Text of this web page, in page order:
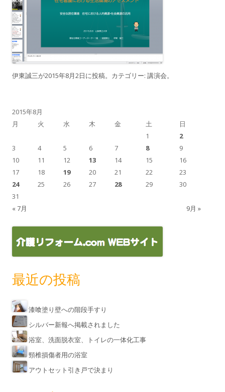
伊東誠三が2015年8月2日に投稿。カテゴリー: 講演会。
2015年8月
月
火 水 木 金 土 日
« 7月 9月 »
1
2
3
4 5 6 7 8
9
10
11 12 13 14 15
16
17
18 19 20 21 22
23
24
25 26 27 28 29
30
31
最近の投稿
漆喰塗り壁への階段手すり
シルバー新報へ掲載されました
浴室、洗面脱衣室、トイレの一体化工事
頸椎損傷者用の浴室
アウトセット引き戸で決まり